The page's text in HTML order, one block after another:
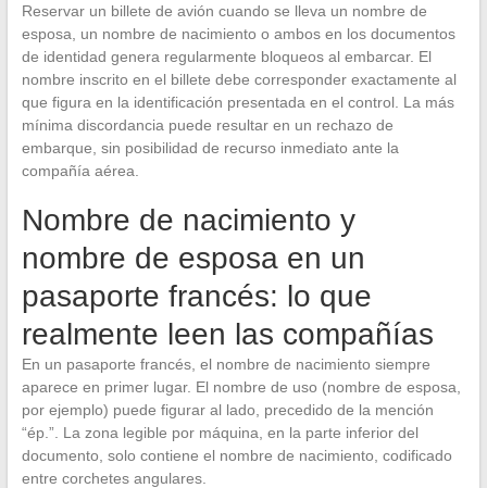
Reservar un billete de avión cuando se lleva un nombre de
esposa, un nombre de nacimiento o ambos en los documentos
de identidad genera regularmente bloqueos al embarcar. El
nombre inscrito en el billete debe corresponder exactamente al
que figura en la identificación presentada en el control. La más
mínima discordancia puede resultar en un rechazo de
embarque, sin posibilidad de recurso inmediato ante la
compañía aérea.
Nombre de nacimiento y
nombre de esposa en un
pasaporte francés: lo que
realmente leen las compañías
En un pasaporte francés, el nombre de nacimiento siempre
aparece en primer lugar. El nombre de uso (nombre de esposa,
por ejemplo) puede figurar al lado, precedido de la mención
“ép.”. La zona legible por máquina, en la parte inferior del
documento, solo contiene el nombre de nacimiento, codificado
entre corchetes angulares.